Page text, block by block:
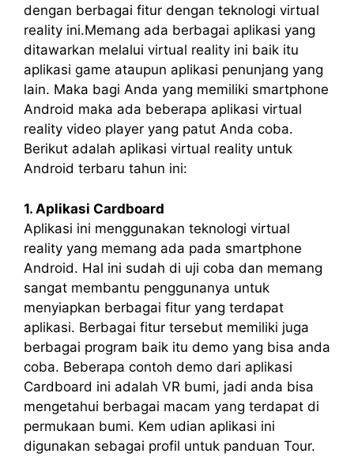
dengan berbagai fitur dengan teknologi virtual
reality ini.Memang ada berbagai aplikasi yang
ditawarkan melalui virtual reality ini baik itu
aplikasi game ataupun aplikasi penunjang yang
lain. Maka bagi Anda yang memiliki smartphone
Android maka ada beberapa aplikasi virtual
reality video player yang patut Anda coba.
Berikut adalah aplikasi virtual reality untuk
Android terbaru tahun ini:
1. Aplikasi Cardboard
Aplikasi ini menggunakan teknologi virtual
reality yang memang ada pada smartphone
Android. Hal ini sudah di uji coba dan memang
sangat membantu penggunanya untuk
menyiapkan berbagai fitur yang terdapat
aplikasi. Berbagai fitur tersebut memiliki juga
berbagai program baik itu demo yang bisa anda
coba. Beberapa contoh demo dari aplikasi
Cardboard ini adalah VR bumi, jadi anda bisa
mengetahui berbagai macam yang terdapat di
permukaan bumi. Kem udian aplikasi ini
digunakan sebagai profil untuk panduan Tour.